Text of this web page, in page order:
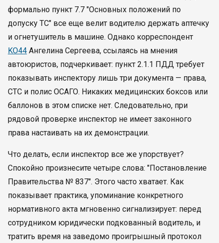
формально пункт 7.7 "Основных положений по
допуску ТС" все еще велит водителю держать аптечку
и огнетушитель в машине. Однако корреспондент
KO44 Ангелина Сергеева, ссылаясь на мнения
автоюристов, подчеркивает: пункт 2.1.1 ПДД требует
показывать инспектору лишь три документа — права,
СТС и полис ОСАГО. Никаких медицинских боксов или
баллонов в этом списке нет. Следовательно, при
рядовой проверке инспектор не имеет законного
права настаивать на их демонстрации.
Что делать, если инспектор все же упорствует?
Спокойно произнесите четыре слова: "Постановление
Правительства № 837". Этого часто хватает. Как
показывает практика, упоминание конкретного
нормативного акта мгновенно сигнализирует: перед
сотрудником юридически подкованный водитель, и
тратить время на заведомо проигрышный протокол